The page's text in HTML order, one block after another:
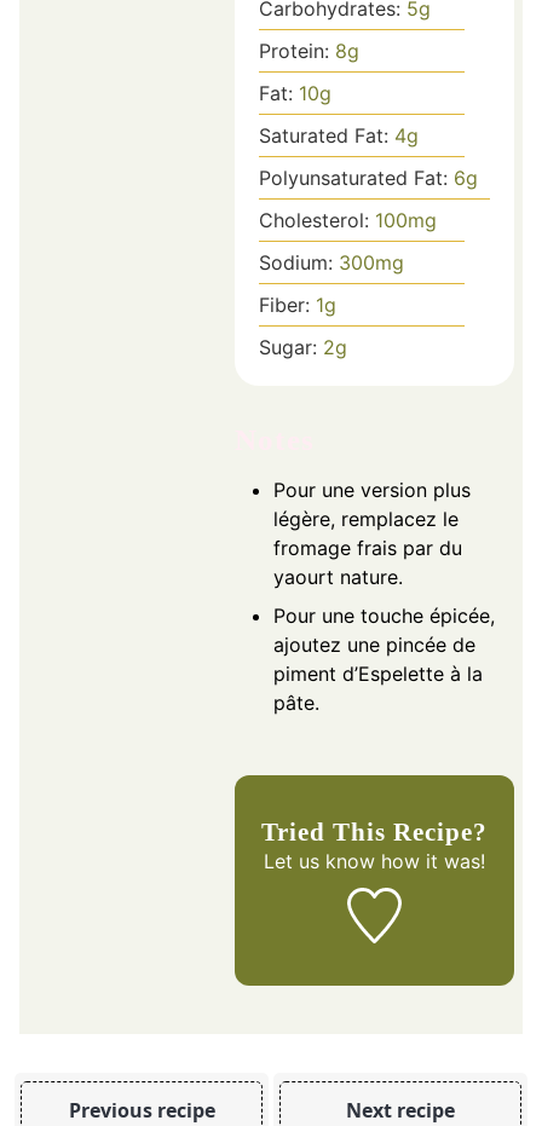
Carbohydrates: 5g
Protein: 8g
Fat: 10g
Saturated Fat: 4g
Polyunsaturated Fat: 6g
Cholesterol: 100mg
Sodium: 300mg
Fiber: 1g
Sugar: 2g
Pour une version plus
légère, remplacez le
fromage frais par du
yaourt nature.
Pour une touche épicée,
ajoutez une pincée de
piment d’Espelette à la
pâte.
Tried This Recipe?
Let us knowhow it was!
Previous recipe Next recipe